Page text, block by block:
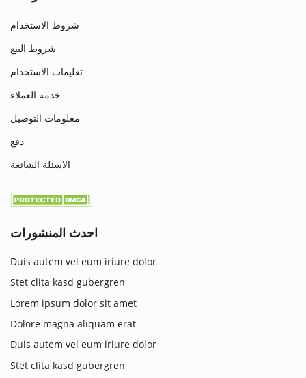
شروط الاستخدام
شروط البيع
تعليمات الاستخدام
خدمة العملاء
معلومات التوصيل
دفع
الاسئلة الشائعة
احدث المنشورات
Duis autem vel eum iriure dolor
Stet clita kasd gubergren
Lorem ipsum dolor sit amet
Dolore magna aliquam erat
Duis autem vel eum iriure dolor
Stet clita kasd gubergren